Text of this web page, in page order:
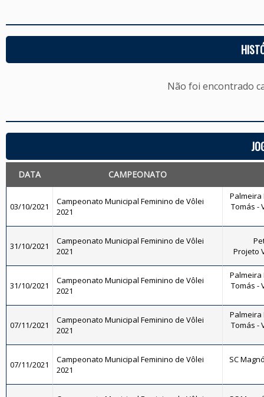
Não foi encontrado
DATA CAMPEONATO
03/10/2021
Campeonato Municipal Feminino de Vôlei
2021
Palmeira
Tomás -
31/10/2021
Campeonato Municipal Feminino de Vôlei
2021
Projeto
31/10/2021
Campeonato Municipal Feminino de Vôlei
2021
Palmeira
Tomás -
07/11/2021
Campeonato Municipal Feminino de Vôlei
2021
Palmeira
Tomás -
07/11/2021
Campeonato Municipal Feminino de Vôlei
2021
SC